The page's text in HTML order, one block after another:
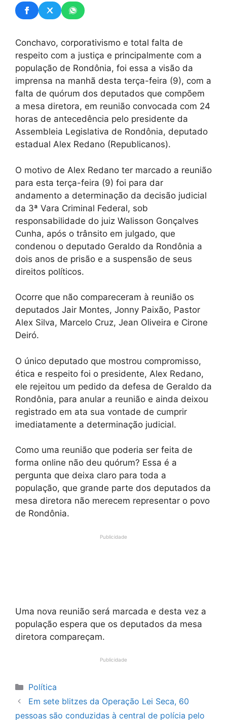
Conchavo, corporativismo e total falta de
respeito com a justiça e principalmente com a
população de Rondônia, foi essa a visão da
imprensa na manhã desta terça-feira (9), com a
falta de quórum dos deputados que compõem
a mesa diretora, em reunião convocada com 24
horas de antecedência pelo presidente da
Assembleia Legislativa de Rondônia, deputado
estadual Alex Redano (Republicanos).
O motivo de Alex Redano ter marcado a reunião
para esta terça-feira (9) foi para dar
andamento a determinação da decisão judicial
da 3ª Vara Criminal Federal, sob
responsabilidade do juiz Walisson Gonçalves
Cunha, após o trânsito em julgado, que
condenou o deputado Geraldo da Rondônia a
dois anos de prisão e a suspensão de seus
direitos políticos.
Ocorre que não compareceram à reunião os
deputados Jair Montes, Jonny Paixão, Pastor
Alex Silva, Marcelo Cruz, Jean Oliveira e Cirone
Deiró.
O único deputado que mostrou compromisso,
ética e respeito foi o presidente, Alex Redano,
ele rejeitou um pedido da defesa de Geraldo da
Rondônia, para anular a reunião e ainda deixou
registrado em ata sua vontade de cumprir
imediatamente a determinação judicial.
Como uma reunião que poderia ser feita de
forma online não deu quórum? Essa é a
pergunta que deixa claro para toda a
população, que grande parte dos deputados da
mesa diretora não merecem representar o povo
de Rondônia.
Publicidade
Uma nova reunião será marcada e desta vez a
população espera que os deputados da mesa
diretora compareçam.
Publicidade
Categorias
Política
Em sete blitzes da Operação Lei Seca, 60
pessoas são conduzidas à central de polícia pelo